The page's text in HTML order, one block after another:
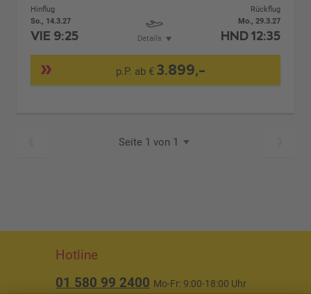
Hinflug
So., 14.3.27
VIE 9:25 Details
Rückflug
Mo., 29.3.27
HND12:35
p.P. ab € 3.899,-
Seite 1 von 1
Hotline
01 580 99 2400 Mo-Fr: 9:00-18:00 Uhr